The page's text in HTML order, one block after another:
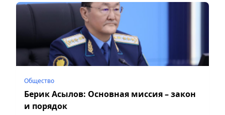
Общество
Берик Асылов: Основная миссия – закон
и порядок